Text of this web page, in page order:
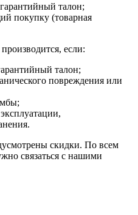
талон;
покупку (товарная
если:
талон;
повреждения или
скидки. По всем
связаться с нашими